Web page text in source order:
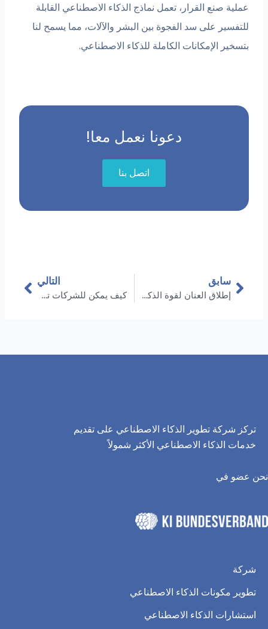
عملية صنع القرار، تعمل نماذج الذكاء الاصطناعي القابلة
للتفسير على سد الفجوة بين البشر والآلات، مما يسمح لنا
بتسخير الإمكانات الكاملة للذكاء الاصطناعي.
دعونا نعمل معا!
اتصل بنا
سابق
إطلاق العنان لقوة الذكاء الاصطناعي: أفضل 10 تطبيقات في العالم الحقيقي تُحدِث تحولًا في الصناعات
التالي
كيف يمكن للشركات تسخير ChatGPT لتحقيق النجاح التجاري؟
تركز شركة تطوير الذكاء الاصطناعي على تقديم
خدمات الذكاء الاصطناعي الأكثر شمولاً
نحن عضو في
شركة
تطوير مكونات الذكاء الاصطناعي
استشارات الذكاء الاصطناعي